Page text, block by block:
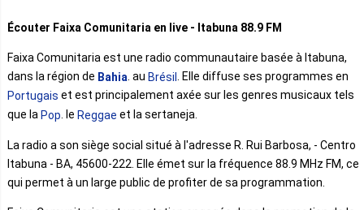
Écouter Faixa Comunitaria en live - Itabuna 88.9 FM
Faixa Comunitaria est une radio communautaire basée à Itabuna,
dans la région de Bahia . au Brésil . Elle diffuse ses programmes en
Portugais et est principalement axée sur les genres musicaux tels
que la Pop . le Reggae et la sertaneja.
La radio a son siège social situé à l'adresse R. Rui Barbosa, - Centro
Itabuna - BA, 45600-222. Elle émet sur la fréquence 88.9 MHz FM, ce
qui permet à un large public de profiter de sa programmation.